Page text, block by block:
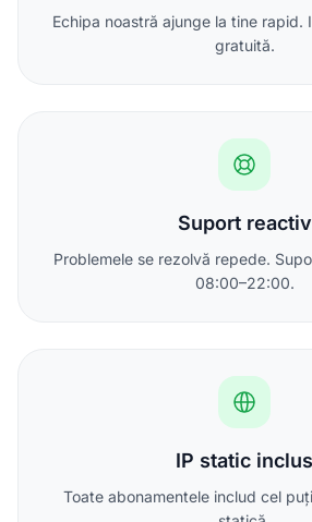
Echipa noastră ajunge la tine rapid.
gratuită.
Suport reactiv
Problemele se rezolvă repede.
08:00–22:00.
IP static inclus
Toate abonamentele includ cel